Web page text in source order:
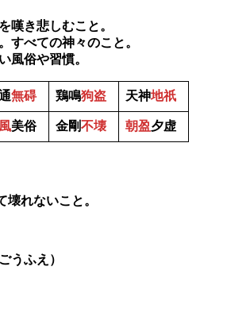
嘆き悲しむこと。
すべての神々のこと。
風俗や習慣。
無碍 鶏鳴狗盗 天神地祇
美俗 金剛不壊 朝盈夕虚
壊れないこと。
うふえ）